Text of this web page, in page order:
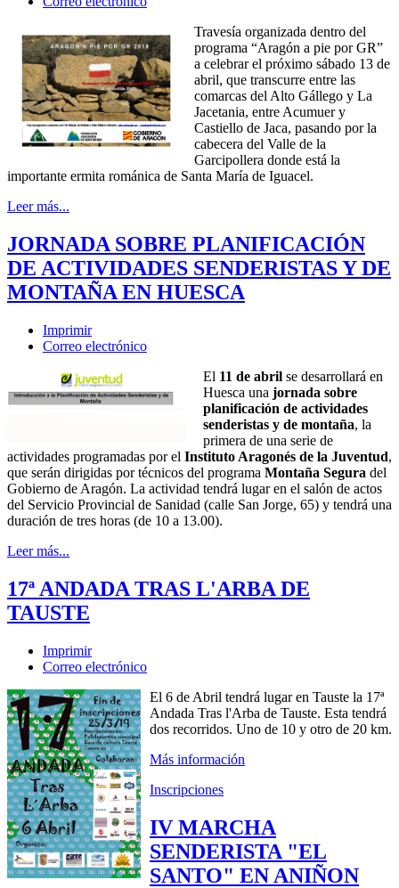
Travesía organizada dentro del
programa “Aragón a pie por GR”
a celebrar el próximo sábado 13 de
abril, que transcurre entre las
comarcas del Alto Gállego y La
Jacetania, entre Acumuer y
Castiello de Jaca, pasando por la
cabecera del Valle de la
Garcipollera donde está la
importante ermita románica de Santa María de Iguacel.
Leer más...
JORNADA SOBRE PLANIFICACIÓN
DE ACTIVIDADES SENDERISTAS Y DE
MONTAÑA EN HUESCA
Imprimir
Correo electrónico
El 11 de abril se desarrollará en
Huesca una jornada sobre
planificación de actividades
senderistas y de montaña, la
primera de una serie de
actividades programadas por el Instituto Aragonés de la Juventud,
que serán dirigidas por técnicos del programa Montaña Segura del
Gobierno de Aragón. La actividad tendrá lugar en el salón de actos
del Servicio Provincial de Sanidad (calle San Jorge, 65) y tendrá una
duración de tres horas (de 10 a 13.00).
Leer más...
17ª ANDADA TRAS L'ARBA DE
TAUSTE
Imprimir
Correo electrónico
El 6 de Abril tendrá lugar en Tauste la 17ª
Andada Tras l'Arba de Tauste. Esta tendrá
dos recorridos. Uno de 10 y otro de 20 km.
Más información
Inscripciones
IV MARCHA
SENDERISTA "EL
SANTO" EN ANIÑON